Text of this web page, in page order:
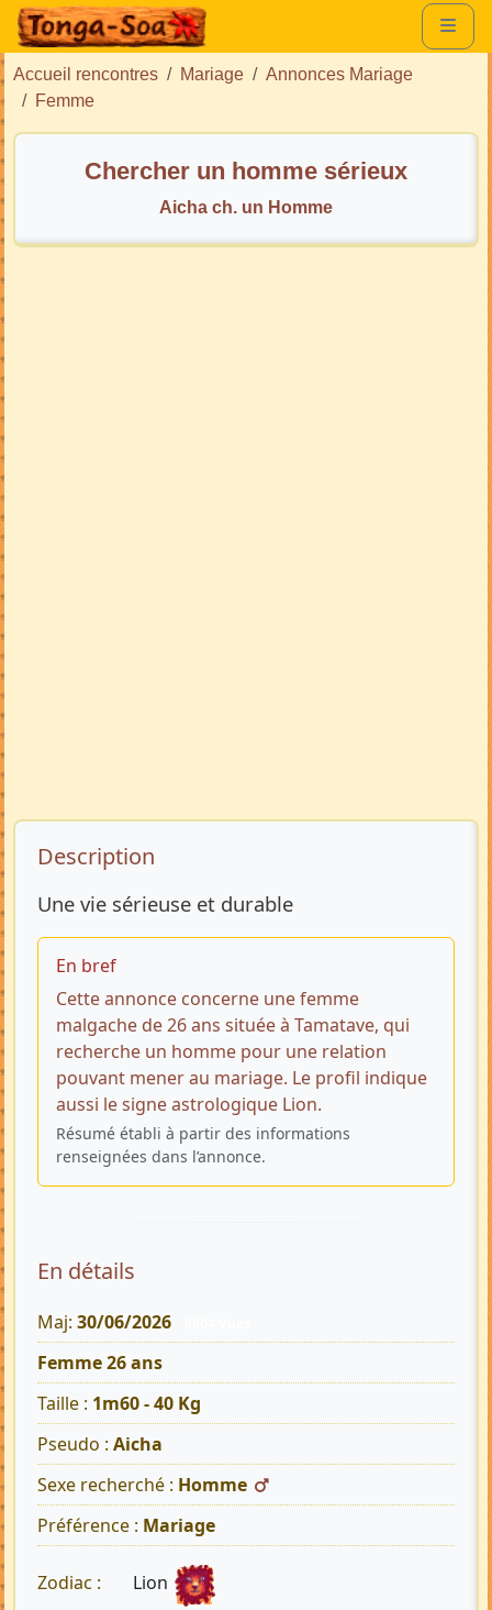
Accueil rencontres Mariage
Annonces Mariage
Femme
Chercher un homme sérieux
Aicha ch. un Homme
Description de l’annonce
Description
Une vie sérieuse et durable
En bref
Cette annonce concerne une femme
malgache de 26 ans située à Tamatave, qui
recherche un homme pour une relation
pouvant mener au mariage. Le profil indique
aussi le signe astrologique Lion.
Résumé établi à partir des informations
renseignées dans l’annonce.
En détails
Maj: 30/06/2026
Femme 26 ans
Taille : 1m60 - 40 Kg
Pseudo : Aicha
Sexe recherché : Homme
Préférence : Mariage
Zodiac : Lion